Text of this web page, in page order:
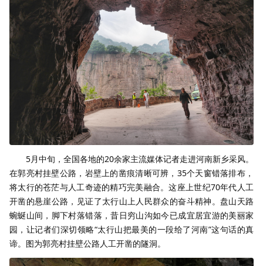
5月中旬，全国各地的20余家主流媒体记者走进河南新乡采风。
在郭亮村挂壁公路，岩壁上的凿痕清晰可辨，35个天窗错落排布，
将太行的苍茫与人工奇迹的精巧完美融合。这座上世纪70年代人工
开凿的悬崖公路，见证了太行山上人民群众的奋斗精神。盘山天路
蜿蜒山间，脚下村落错落，昔日穷山沟如今已成宜居宜游的美丽家
园，让记者们深切领略“太行山把最美的一段给了河南”这句话的真
谛。图为郭亮村挂壁公路人工开凿的隧洞。